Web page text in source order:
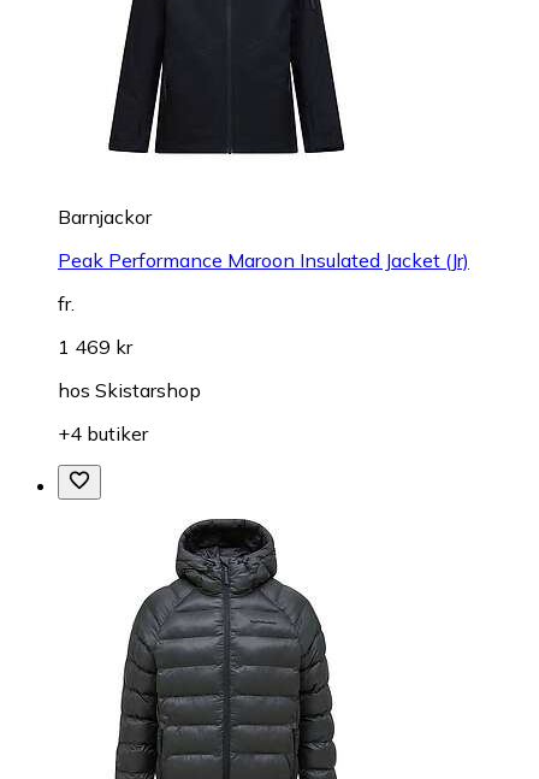
Barnjackor
Peak Performance Maroon Insulated Jacket (Jr)
fr.
1 469 kr
hos Skistarshop
+4 butiker